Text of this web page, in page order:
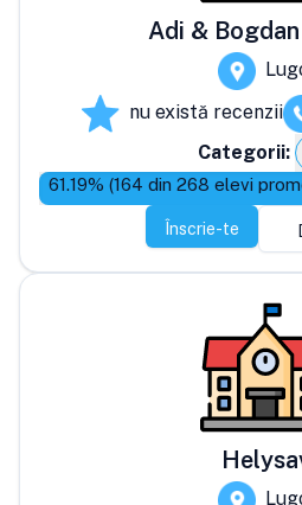
Adi &
nu există recenzii
Categorii:
61.19% (164 din 268 elevi
Înscrie-te